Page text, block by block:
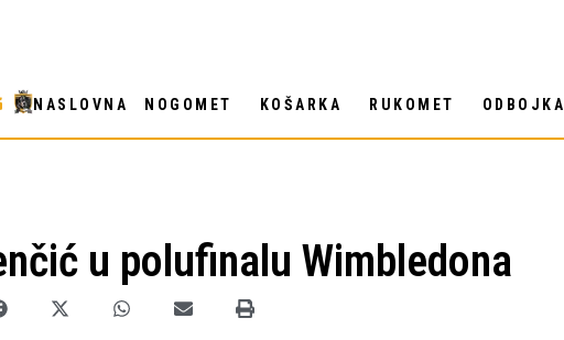
NASLOVNA NOGOMET KOŠARKA RUKOMET ODBOJKA
u polufinalu Wimbledona